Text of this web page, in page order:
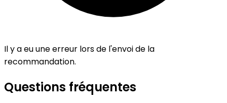
Il y a eu une erreur lors de l'envoi de la
recommandation.
Questions fréquentes